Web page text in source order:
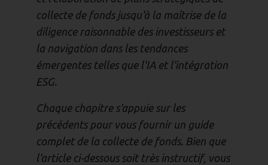
collecte de fonds jusqu'à la maîtrise de la
diligence raisonnable des investisseurs et
la navigation dans les tendances
émergentes telles que l'IA et l'intégration
ESG.
Chaque chapitre s'appuie sur les
précédents pour vous fournir un guide
complet de la collecte de fonds. Bien que
l'article ci-dessous soit très instructif, vous